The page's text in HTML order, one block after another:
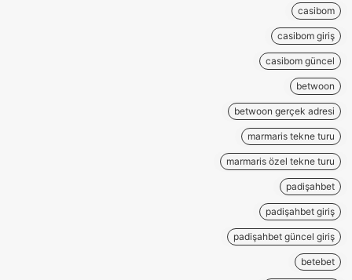
casibom
casibom giriş
casibom güncel
betwoon
betwoon gerçek adresi
marmaris tekne turu
marmaris özel tekne turu
padişahbet
padişahbet giriş
padişahbet güncel giriş
betebet